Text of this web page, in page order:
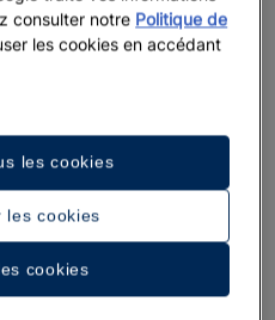
dans une sélection
consulter notre Politique de
les cookies en accédant
les cookies
cookies
les cookies